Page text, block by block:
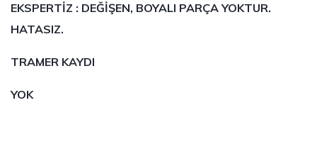
EKSPERTİZ : DEĞİŞEN, BOYALI PARÇA YOKTUR.
HATASIZ.
TRAMER KAYDI
YOK